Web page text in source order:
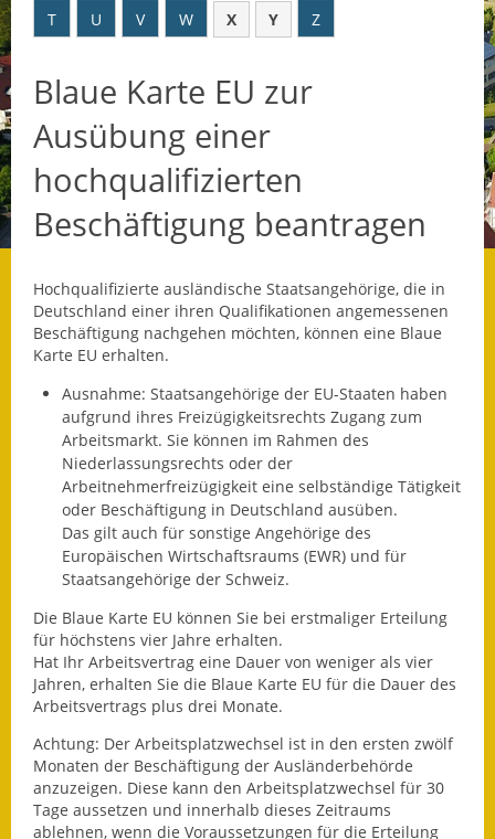
Datenschutz
Datenschutz im
Steueramt
Geschichte und
Gegenwart
Was die Alten noch
wussten!
Informationsbroschüre
Lärmaktionsplan
Leichte Sprache
Infos in Leichter Sprache
Nachhaltigkeitsbericht
Notfallplanung
Ortsplan
Schadensmeldung
T
U V W X Y Z
Blaue Karte EU zur
Ausübung einer
hochqualifizierten
Beschäftigung beantragen
Hochqualifizierte ausländische Staatsangehörige, die in
Deutschland einer ihren Qualifikationen angemessenen
Beschäftigung nachgehen möchten, können eine Blaue
Karte EU erhalten.
Ausnahme: Staatsangehörige der EU-Staaten haben
aufgrund ihres Freizügigkeitsrechts Zugang zum
Arbeitsmarkt. Sie können im Rahmen des
Niederlassungsrechts oder der
Arbeitnehmerfreizügigkeit eine selbständige Tätigkeit
oder Beschäftigung in Deutschland ausüben.
Das gilt auch für sonstige Angehörige des
Europäischen Wirtschaftsraums (EWR) und für
Staatsangehörige der Schweiz.
Die Blaue Karte EU können Sie bei erstmaliger Erteilung
für höchstens vier Jahre erhalten.
Hat Ihr Arbeitsvertrag eine Dauer von weniger als vier
Jahren, erhalten Sie die Blaue Karte EU für die Dauer des
Arbeitsvertrags plus drei Monate.
Achtung: Der Arbeitsplatzwechsel ist in den ersten zwölf
Monaten der Beschäftigung der Ausländerbehörde
anzuzeigen. Diese kann den Arbeitsplatzwechsel für 30
Tage aussetzen und innerhalb dieses Zeitraums
ablehnen, wenn die Voraussetzungen für die Erteilung